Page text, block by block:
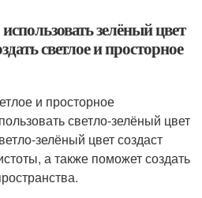
зелёный цвет
светлое и просторное
и просторное
светло-зелёный цвет
зелёный цвет создаст
а также поможет создать